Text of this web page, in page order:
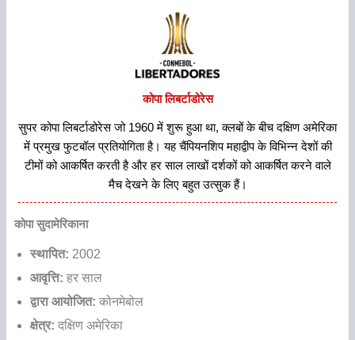
कोपा लिबर्टाडोरेस
सुपर कोपा लिबर्टाडोरेस जो 1960 में शुरू हुआ था, क्लबों के बीच दक्षिण अमेरिका
में प्रमुख फुटबॉल प्रतियोगिता है। यह चैंपियनशिप महाद्वीप के विभिन्न देशों की
टीमों को आकर्षित करती है और हर साल लाखों दर्शकों को आकर्षित करने वाले
मैच देखने के लिए बहुत उत्सुक हैं।
कोपा सुदामेरिकाना
स्थापित: 2002
आवृत्ति: हर साल
द्वारा आयोजित: कोनमेबोल
क्षेत्र: दक्षिण अमेरिका